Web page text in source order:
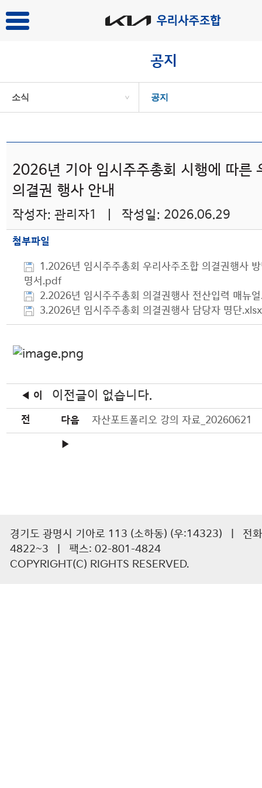
공지
소식 > 공지
2026년 기아 임시주주총회 시행에 따른
의결권 행사 안내
작성자: 관리자1 | 작성일: 2026.06.29
첨부파일
1.2026년 임시주주총회 우리사주조합 의결권행사
명서.pdf
2.2026년 임시주주총회 의결권행사 전산입력 매뉴
3.2026년 임시주주총회 의결권행사 담당자 명단
◀ 이
전
이전글이 없습니다.
다음
▶
자산포트폴리오 강의 자료_20260621
경기도 광명시 기아로 113 (소하동) (우:14323) | 전
4822~3 | 팩스: 02-801-4824
COPYRIGHT(C) RIGHTS RESERVED.